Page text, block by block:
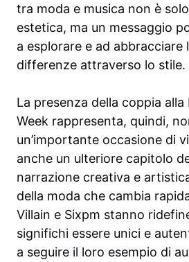
tra moda e musica non è
estetica, ma un messaggio
a esplorare e ad abbracciare
differenze attraverso lo stile.
La presenza della coppia alla
Week rappresenta, quindi,
un’importante occasione di
anche un ulteriore capitolo
narrazione creativa e
della moda che cambia
Villain e Sixpm stanno
significhi essere unici e
a seguire il loro esempio di